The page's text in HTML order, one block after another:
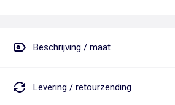
Beschrijving / maat
Levering / retourzending